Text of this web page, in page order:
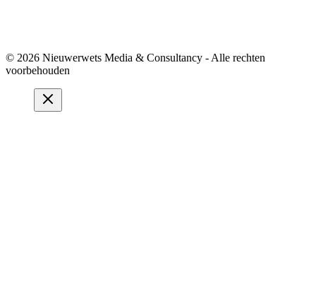
© 2026 Nieuwerwets Media & Consultancy - Alle rechten
voorbehouden